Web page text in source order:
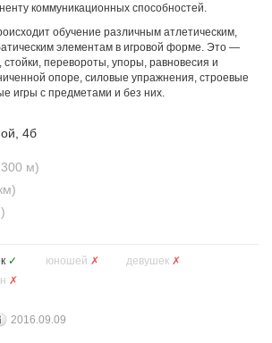
коммуникационных способностей.
обучение различным атлетическим,
элементам в игровой форме. Это —
перевороты, упоры, равновесия и
опоре, силовые упражнения, строевые
игры с предметами и без них.
4б
м)
✓ юношей ✗ девушек ✗
✗
2016.09.09